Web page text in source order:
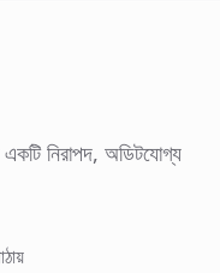
একটি নিরাপদ, অডিটযোগ্য